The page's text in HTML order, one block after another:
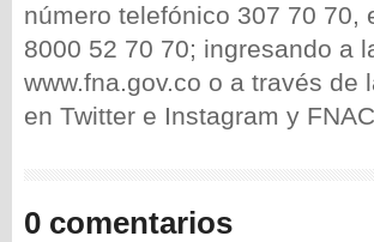
número telefónico 307 70 70,
8000 52 70 70; ingresando a
www.fna.gov.co o a través de
en Twitter e Instagram y
0 comentarios